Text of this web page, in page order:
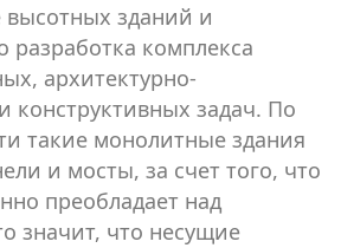
зданий и
разработка комплекса
архитектурно-
конструктивных задач. По
такие монолитные здания
и мосты, за счет того, что
преобладает над
значит, что несущие